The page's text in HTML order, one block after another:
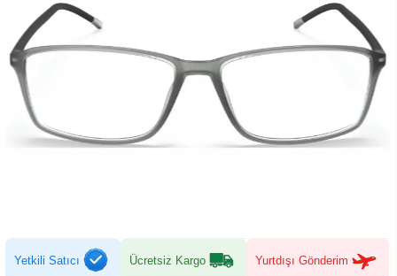
Yetkili Satıcı Ücretsiz Kargo Yurtdışı Gönderim